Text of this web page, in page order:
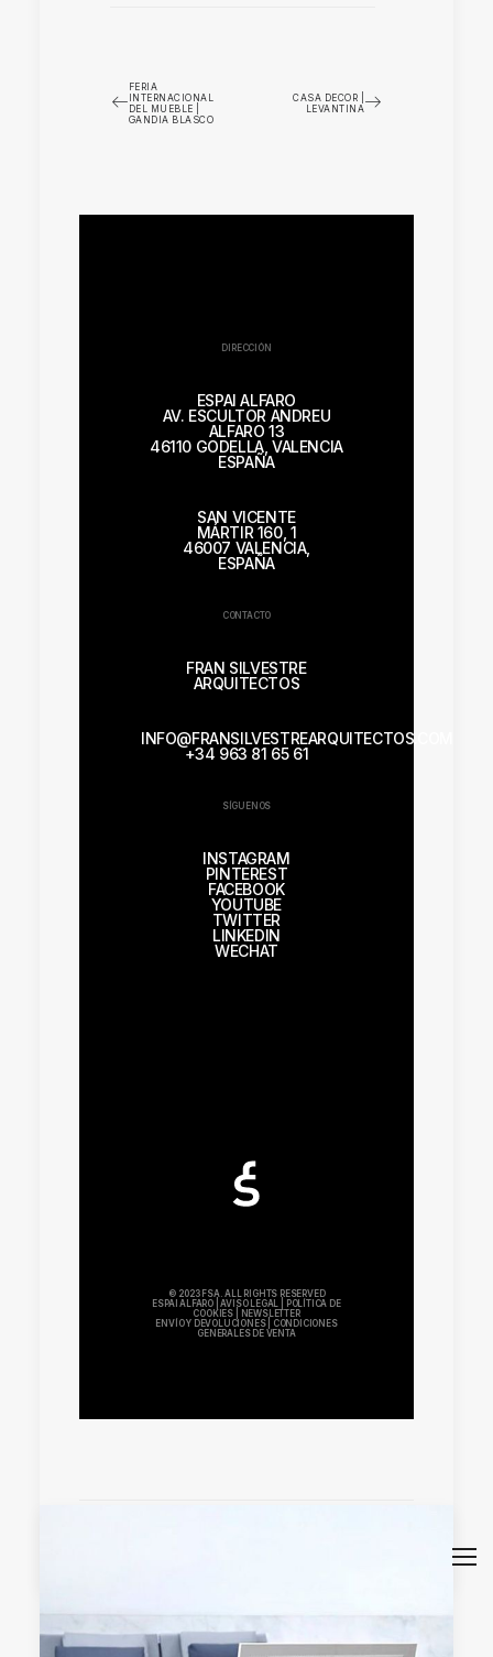
FERIA
INTERNACIONAL
DEL MUEBLE |
GANDIA BLASCO
CASA DECOR |
LEVANTINA
DIRECCIÓN
ESPAI ALFARO
AV. ESCULTOR ANDREU
ALFARO 13
46110 GODELLA, VALENCIA
ESPAÑA
SAN VICENTE
MÁRTIR 160, 1
46007 VALENCIA,
ESPAÑA
CONTACTO
FRAN SILVESTRE
ARQUITECTOS
INFO@FRANSILVESTREARQUITECTOS.COM
+34 963 81 65 61
SÍGUENOS
INSTAGRAM
PINTEREST
FACEBOOK
YOUTUBE
TWITTER
LINKEDIN
WECHAT
© 2023 FSA. ALL RIGHTS RESERVED
ESPAI ALFARO |AVISO LEGAL
POLÍTICA DE
COOKIES
NEWSLETTER
ENVÍO Y DEVOLUCIONES|
CONDICIONES
GENERALES DE VENTA